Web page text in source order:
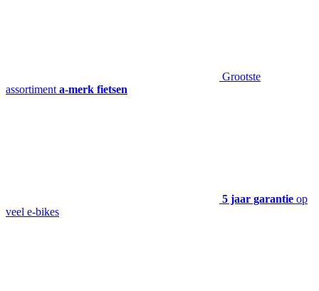
Grootste
assortiment a-merk fietsen
5 jaar garantie op
veel e-bikes